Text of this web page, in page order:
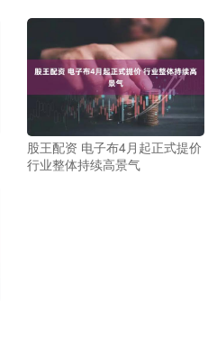
股王配资 电子布4月起正式提价
行业整体持续高景气